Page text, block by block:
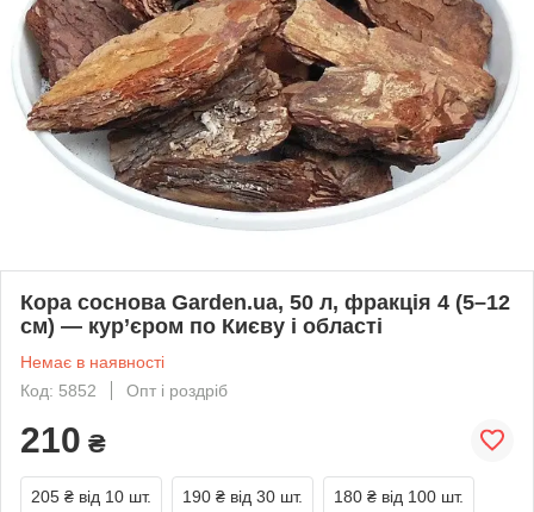
Кора соснова Garden.ua, 50 л, фракція 4 (5–12
см) — кур’єром по Києву і області
Немає в наявності
Код: 5852
Опт і роздріб
210 ₴
205 ₴ від 10 шт. 190 ₴ від 30 шт. 180 ₴ від 100 шт.